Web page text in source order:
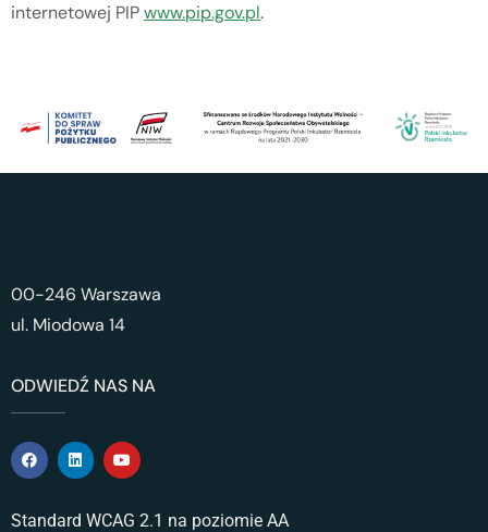
internetowej PIPwww.pip.gov.pl.
00-246 Warszawa
ul. Miodowa 14
ODWIEDŹ NAS NA
Standard WCAG 2.1 na poziomie AA